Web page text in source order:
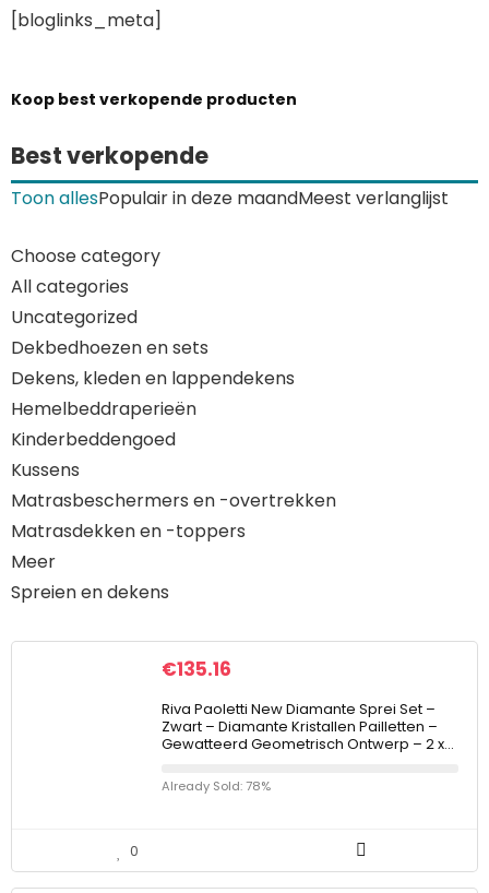
[bloglinks_meta]
Koop best verkopende producten
Best verkopende
Toon allesPopulair in deze maandMeest verlanglijst
Choose category
All categories
Uncategorized
Dekbedhoezen en sets
Dekens, kleden en lappendekens
Hemelbeddraperieën
Kinderbeddengoed
Kussens
Matrasbeschermers en -overtrekken
Matrasdekken en -toppers
Meer
Spreien en dekens
€135.16
Riva Paoletti New Diamante Sprei Set –
Zwart – Diamante Kristallen Pailletten –
Gewatteerd Geometrisch Ontwerp – 2 x…
Already Sold: 78%
0